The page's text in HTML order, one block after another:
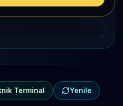
Terminal Yenile